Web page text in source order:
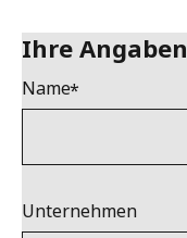
Ihre Angaben
Name
Unternehmen